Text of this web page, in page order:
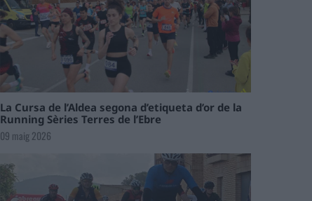
La Cursa de l’Aldea segona d’etiqueta d’or de la
Running Sèries Terres de l’Ebre
09 maig 2026